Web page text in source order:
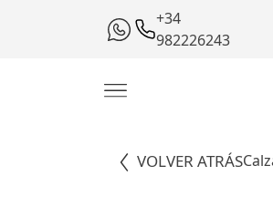
+34
982226243
VOLVER ATRÁS